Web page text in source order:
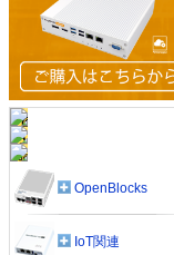
OpenBlocks
IoT関連